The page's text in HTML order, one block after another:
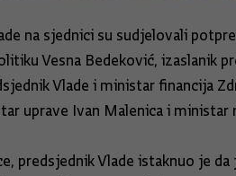
na sjednici su sudjelovali
Vesna Bedeković, izaslanik
Vlade i ministar financija
uprave Ivan Malenica i
predsjednik Vlade istaknuo je